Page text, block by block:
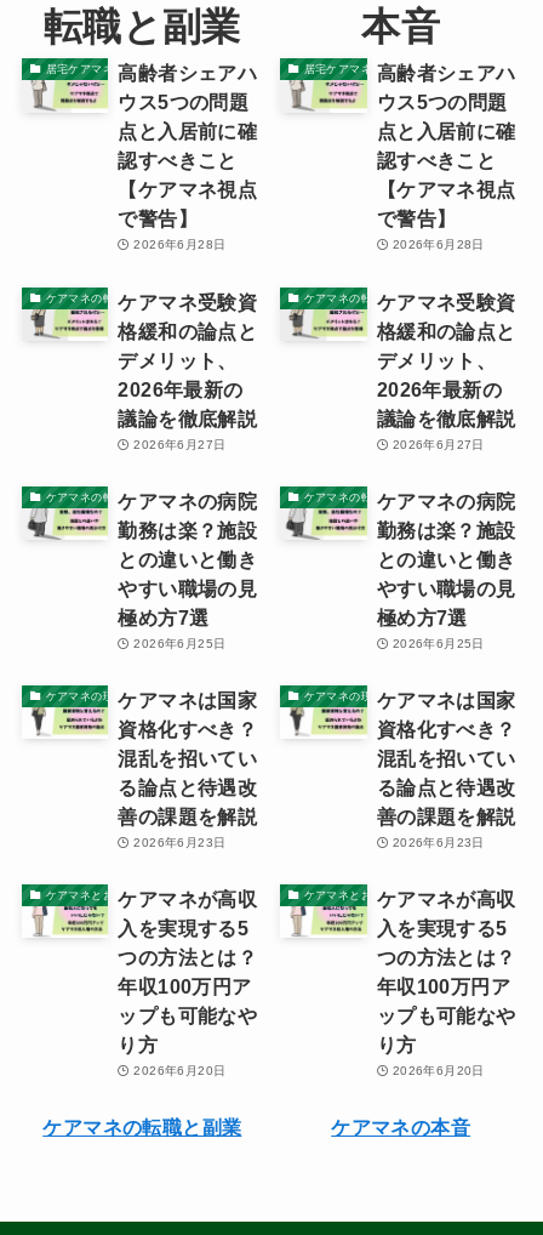
転職と副業
居宅ケアマネの本音高齢者シェアハ
ウス5つの問題
点と入居前に確
認すべきこと
【ケアマネ視点
で警告】
2026年6月28日
ケアマネの転職ノウハウと体験記
ケアマネ受験資
格緩和の論点と
デメリット、
2026年最新の
議論を徹底解説
2026年6月27日
ケアマネの転職ノウハウと体験記
ケアマネの病院
勤務は楽？施設
との違いと働き
やすい職場の見
極め方7選
2026年6月25日
ケアマネの現実ケアマネは国家
資格化すべき？
混乱を招いてい
る論点と待遇改
善の課題を解説
2026年6月23日
ケアマネとお金・資産ケアマネが高収
入を実現する5
つの方法とは？
年収100万円ア
ップも可能なや
り方
2026年6月20日
ケアマネの転職と副業
本音
居宅ケアマネの本音高齢者シェアハ
ウス5つの問題
点と入居前に確
認すべきこと
【ケアマネ視点
で警告】
2026年6月28日
ケアマネの転職ノウハウと体験記
ケアマネ受験資
格緩和の論点と
デメリット、
2026年最新の
議論を徹底解説
2026年6月27日
ケアマネの転職ノウハウと体験記
ケアマネの病院
勤務は楽？施設
との違いと働き
やすい職場の見
極め方7選
2026年6月25日
ケアマネの現実ケアマネは国家
資格化すべき？
混乱を招いてい
る論点と待遇改
善の課題を解説
2026年6月23日
ケアマネとお金・資産ケアマネが高収
入を実現する5
つの方法とは？
年収100万円ア
ップも可能なや
り方
2026年6月20日
ケアマネの本音